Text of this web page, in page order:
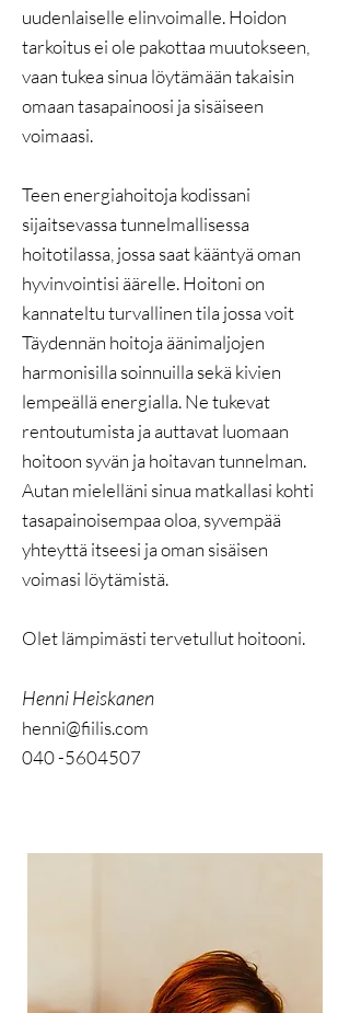
uudenlaiselle elinvoimalle. Hoidon
tarkoitus ei ole pakottaa muutokseen,
vaan tukea sinua löytämään takaisin
omaan tasapainoosi ja sisäiseen
voimaasi.
Teen energiahoitoja kodissani
sijaitsevassa tunnelmallisessa
hoitotilassa, jossa saat kääntyä oman
hyvinvointisi äärelle. Hoitoni on
kannateltu turvallinen tila jossa voit
Täydennän hoitoja äänimaljojen
harmonisilla soinnuilla sekä kivien
lempeällä energialla. Ne tukevat
rentoutumista ja auttavat luomaan
hoitoon syvän ja hoitavan tunnelman.
Autan mielelläni sinua matkallasi kohti
tasapainoisempaa oloa, syvempää
yhteyttä itseesi ja oman sisäisen
voimasi löytämistä.
Olet lämpimästi tervetullut hoitooni.
Henni Heiskanen
henni@fiilis.com
040 -5604507